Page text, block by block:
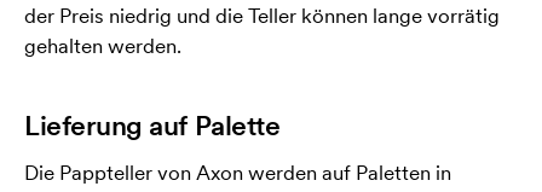
der Preis niedrig und die Teller können lange vorrätig
gehalten werden.
Lieferung auf Palette
Die Pappteller von Axon werden auf Paletten in